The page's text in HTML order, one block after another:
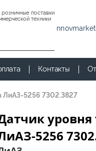
ЛиАЗ-5256 7302.3827
уровня
5256
поставки
техники
nnovmarket
Контакты